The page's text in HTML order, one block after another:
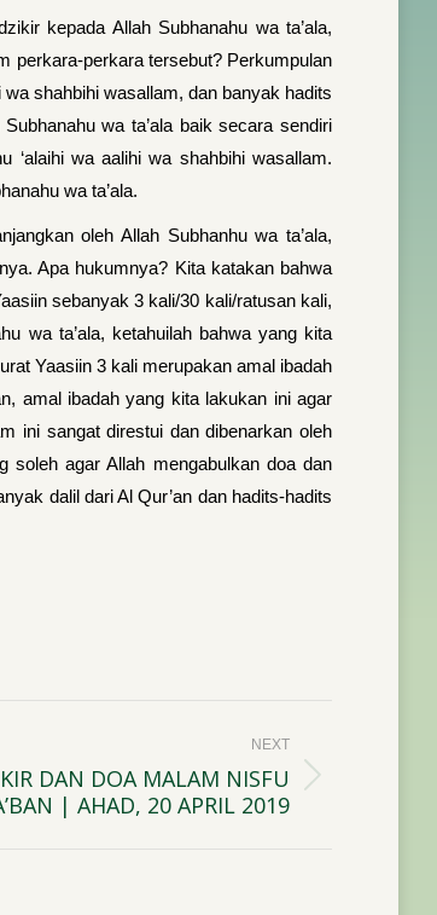
kepada Allah Subhanahu wa ta’ala,
perkara‐perkara tersebut? Perkumpulan
shahbihi wasallam, dan banyak hadits
wa ta’ala baik secara sendiri
‘alaihi wa aalihi wa shahbihi wasallam.
wa ta’ala.
oleh Allah Subhanhu wa ta’ala,
Apa hukumnya? Kita katakan bahwa
sebanyak 3 kali/30 kali/ratusan kali,
wa ta’ala, ketahuilah bahwa yang kita
Yaasiin 3 kali merupakan amal ibadah
amal ibadah yang kita lakukan ini agar
ini sangat direstui dan dibenarkan oleh
soleh agar Allah mengabulkan doa dan
dalil dari Al Qur’an dan hadits‐hadits
NEXT
DAN DOA MALAM NISFU
| AHAD, 20 APRIL 2019